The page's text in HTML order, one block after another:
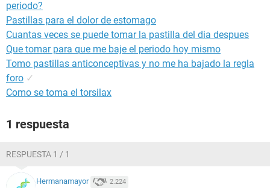
periodo?
Pastillas para el dolor de estomago
Cuantas veces se puede tomar la pastilla del dia despues
Que tomar para que me baje el periodo hoy mismo
Tomo pastillas anticonceptivas y no me ha bajado la regla
foro ✓
Como se toma el torsilax
1 respuesta
RESPUESTA 1 / 1
Hermanamayor 2.224